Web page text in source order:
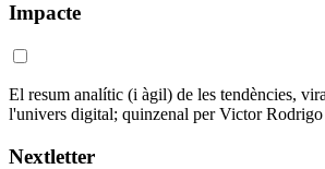
Impacte
El resum analític (i àgil) de les tendències,
l'univers digital; quinzenal per Victor Rodrigo
Nextletter